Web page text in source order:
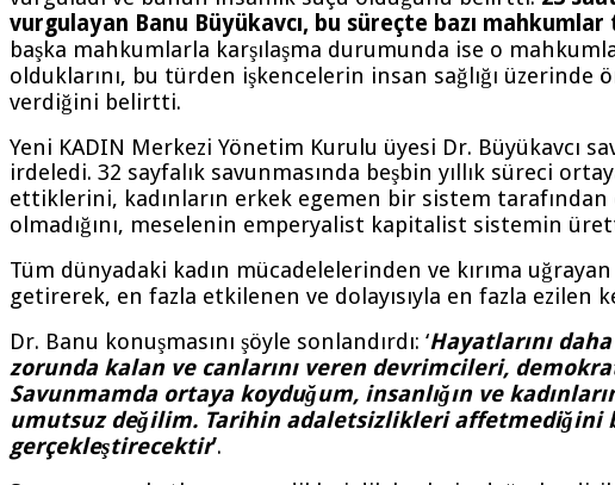
vurgulayan Banu Büyükavcı, bu süreçte bazı
başka mahkumlarla karşılaşma durumunda ise o
olduklarını, bu türden işkencelerin insan sağlığı
verdiğini belirtti.
Yeni KADIN Merkezi Yönetim Kurulu üyesi Dr. Büyükavcı
irdeledi. 32 sayfalık savunmasında beşbin yıllık süreci
ettiklerini, kadınların erkek egemen bir sistem tarafından
olmadığını, meselenin emperyalist kapitalist sistemin
Tüm dünyadaki kadın mücadelelerinden ve kırıma
getirerek, en fazla etkilenen ve dolayısıyla en fazla
Dr. Banu konuşmasını şöyle sonlandırdı: ‘Hayatlarını
zorunda kalan ve canlarını veren devrimcileri,
Savunmamda ortaya koyduğum, insanlığın ve
umutsuz değilim. Tarihin adaletsizlikleri affetmediğini
gerçekleştirecektir’.